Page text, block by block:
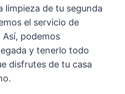
limpieza de tu segunda
el servicio de
Así, podemos
y tenerlo todo
disfrutes de tu casa